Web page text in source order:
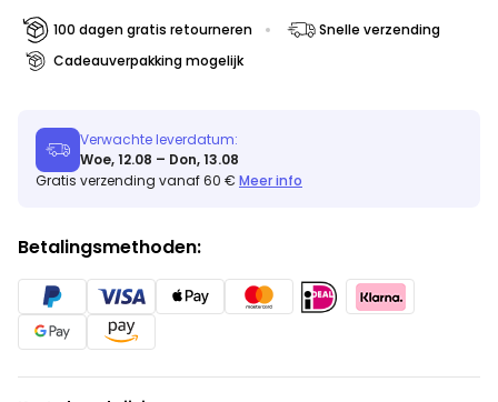
100 dagen gratis retourneren
Snelle verzending
Cadeauverpakking mogelijk
Verwachte leverdatum:
Woe, 12.08 – Don, 13.08
Gratis verzending vanaf 60 € Meer info
Betalingsmethoden: